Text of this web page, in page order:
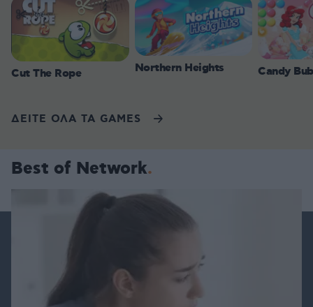
Cut The Rope Northern Heights Candy
ΔΕΙΤΕ ΟΛΑ ΤΑ GAMES
Best of Network